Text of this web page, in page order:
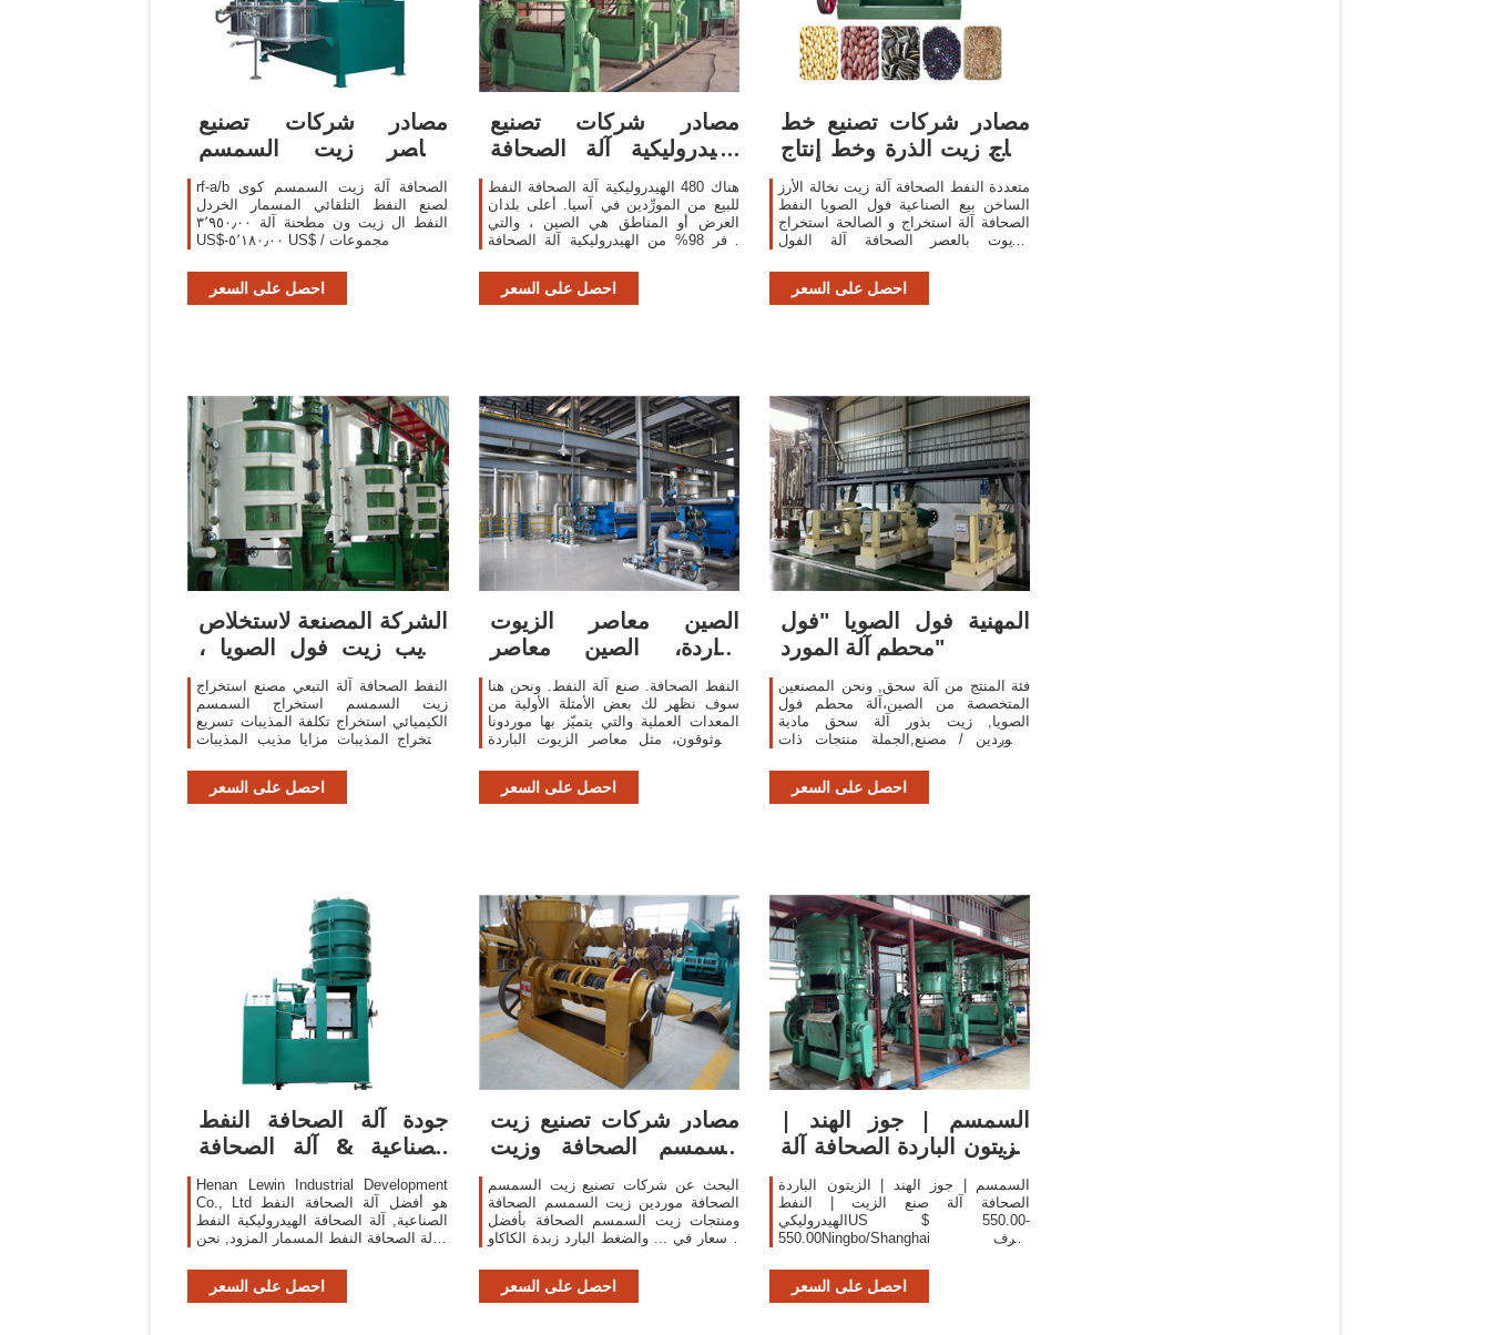
مصادر شركات تصنيع
معاصر زيت السمسم
ومعاصر زيت السمسم في
rf-a/b الصحافة آلة زيت السمسم كوى
لصنع النفط التلقائي المسمار الخردل
النفط ال زيت ون مطحنة آلة ٣٬٩٥٠٫٠٠
US$-٥٬١٨٠٫٠٠ US$ / مجموعات
احصل على السعر
مصادر شركات تصنيع
الهيدروليكية آلة الصحافة
النفط للبيع
هناك 480 الهيدروليكية آلة الصحافة النفط
للبيع من المورِّدين في آسيا. أعلى بلدان
العرض أو المناطق هي الصين ، والتي
توفر 98% من الهيدروليكية آلة الصحافة
احصل على السعر
مصادر شركات تصنيع خط
إنتاج زيت الذرة وخط إنتاج
زيت الذرة
متعددة النفط الصحافة آلة زيت نخالة الأرز
الساخن بيع الصناعية فول الصويا النفط
الصحافة آلة استخراج و الصالحة استخراج
الزيوت بالعصر الصحافة آلة الفول
احصل على السعر
الشركة المصنعة لاستخلاص
مذيب زيت فول الصويا ،
زيت بذرة
النفط الصحافة آلة التبعي مصنع استخراج
زيت السمسم استخراج السمسم
الكيميائي استخراج تكلفة المذيبات تسريع
استخراج المذيبات مزايا مذيب المذيبات
احصل على السعر
الصين معاصر الزيوت
الباردة، الصين معاصر
الزيوت الباردة
النفط الصحافة. صنع آلة النفط. ونحن هنا
سوف نظهر لك بعض الأمثلة الأولية من
المعدات العملية والتي يتميّز بها موردونا
الموثوقون، مثل معاصر الزيوت الباردة
احصل على السعر
المهنية فول الصويا "فول
محطم آلة المورد"
فئة المنتج من آلة سحق, ونحن المصنعين
المتخصصة من الصين،آلة محطم فول
الصويا, زيت بذور آلة سحق مادية
الموردين / مصنع,الجملة منتجات ذات
والتصنيع،لدينا الكمال خدمة والدعم الفني
ما بعد
احصل على السعر
جودة آلة الصحافة النفط
الصناعية & آلة الصحافة
الهيدروليكية ...
Henan Lewin Industrial Development
Co., Ltd هو أفضل آلة الصحافة النفط
الصناعية, آلة الصحافة الهيدروليكية النفط
و آلة الصحافة النفط المسمار المزود, نحن
احصل على السعر
مصادر شركات تصنيع زيت
السمسم الصحافة وزيت
السمسم الصحافة ...
البحث عن شركات تصنيع زيت السمسم
الصحافة موردين زيت السمسم الصحافة
ومنتجات زيت السمسم الصحافة بأفضل
الأسعار في ... والضغط البارد زبدة الكاكاو
الصحافة ...
احصل على السعر
السمسم | جوز الهند |
الزيتون الباردة الصحافة آلة
صنع الزيت ...
السمسم | جوز الهند | الزيتون الباردة
الصحافة آلة صنع الزيت | النفط
الهيدروليكيUS $ 550.00-
550.00Ningbo/Shanghai معرف
احصل على السعر